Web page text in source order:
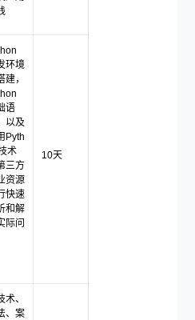
环境
建，
语
以及
Pyth
术
三方
资源
快速
和解
际问
10天
术、
、案